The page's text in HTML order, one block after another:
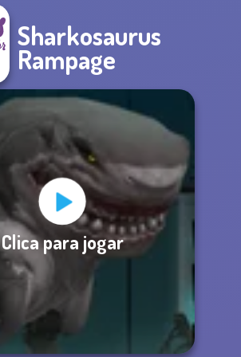
Sharkosaurus
Rampage
Clica para jogar